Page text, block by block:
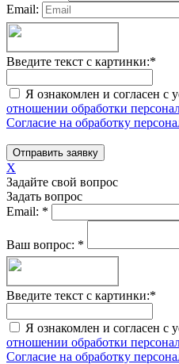
Email:
Введите текст с картинки:*
Я ознакомлен и согласен с
отношении обработки
Согласие на обработку
Отправить заявку
X
Задайте свой вопрос
Задать вопрос
Email: *
Ваш вопрос: *
Введите текст с картинки:*
Я ознакомлен и согласен с
отношении обработки
Согласие на обработку